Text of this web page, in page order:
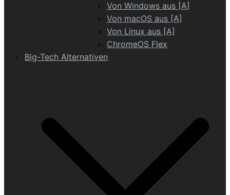
Von Windows aus [A]
Von macOS aus [A]
Von Linux aus [A]
ChromeOS Flex
Big-Tech Alternativen